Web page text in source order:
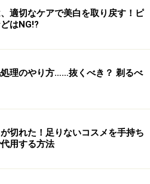
。
せちゃおうって!?
りも、面倒くさがりなようで
イトタイム
適切なケアで美白を取り戻す！ピ
はNG!?
理のやり方……抜くべき？ 剃るべ
切れた！足りないコスメを手持ち
用する方法